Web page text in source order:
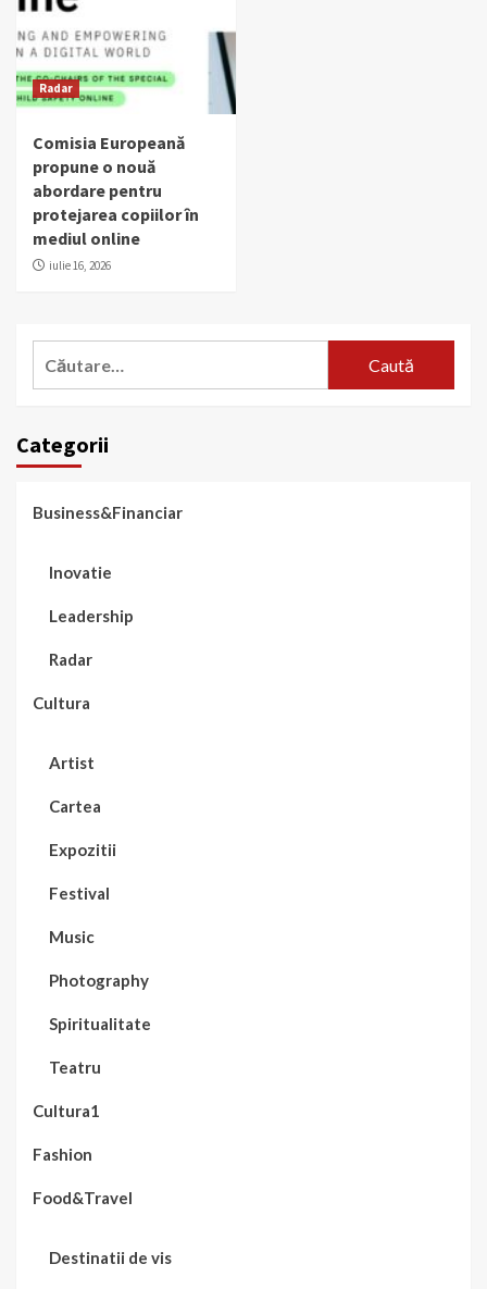
Radar
Comisia Europeană
propune o nouă
abordare pentru
protejarea copiilor în
mediul online
iulie 16, 2026
Categorii
Business&Financiar
Inovatie
Leadership
Radar
Cultura
Artist
Cartea
Expozitii
Festival
Music
Photography
Spiritualitate
Teatru
Cultura1
Fashion
Food&Travel
Destinatii de vis